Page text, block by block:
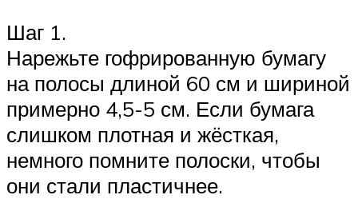
Шаг 1.
Нарежьте гофрированную бумагу
на полосы длиной 60 см и шириной
примерно 4,5-5 см. Если бумага
слишком плотная и жёсткая,
немного помните полоски, чтобы
они стали пластичнее.